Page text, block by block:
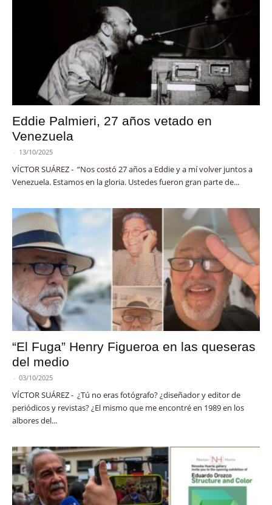
Eddie Palmieri, 27 años vetado en
Venezuela
- 13/10/2025
VÍCTOR SUÁREZ - “Nos costó 27 años a Eddie y a mí volver juntos a
Venezuela. Estamos en la gloria. Ustedes fueron gran parte de...
“El Fuga” Henry Figueroa en las queseras
del medio
- 03/10/2025
VÍCTOR SUÁREZ - ¿Tú no eras fotógrafo? ¿diseñador y editor de
periódicos y revistas? ¿El mismo que me encontré en 1989 en los
albores del...